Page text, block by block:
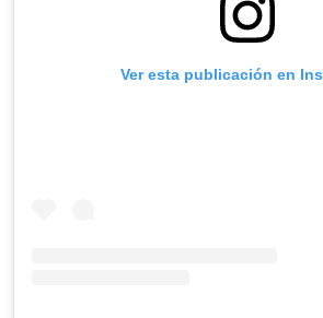
Ver esta publicación en